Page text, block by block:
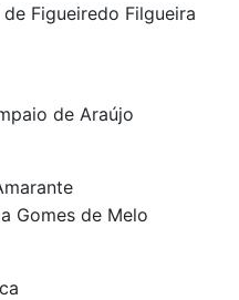
Figueiredo Filgueira
de Araújo
Gomes de Melo